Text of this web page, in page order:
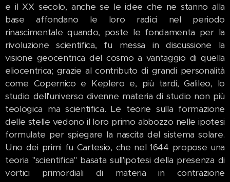
e il XX secolo, anche se le idee che ne stanno alla
base affondano le loro radici nel periodo
rinascimentale quando, poste le fondamenta per la
rivoluzione scientifica, fu messa in discussione la
visione geocentrica del cosmo a vantaggio di quella
eliocentrica; grazie al contributo di grandi personalità
come Copernico e Keplero e, più tardi, Galileo, lo
studio dell'universo divenne materia di studio non più
teologica ma scientifica. Le teorie sulla formazione
delle stelle vedono il loro primo abbozzo nelle ipotesi
formulate per spiegare la nascita del sistema solare.
Uno dei primi fu Cartesio, che nel 1644 propose una
teoria "scientifica" basata sull'ipotesi della presenza di
vortici primordiali di materia in contrazione